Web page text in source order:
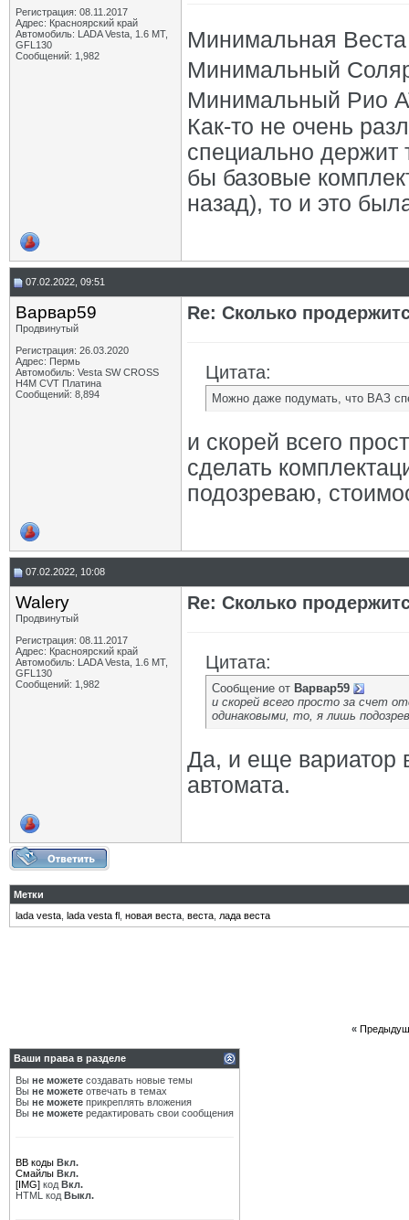
Регистрация: 08.11.2017
Адрес: Красноярский край
Автомобиль: LADA Vesta, 1.6 МТ,
GFL130
Сообщений: 1,982
Минимальная
Минимальный
Минимальный Рио
Как-то не очень
специально держит
бы базовые
назад), то и это
07.02.2022, 09:51
Варвар59
Продвинутый
Регистрация: 26.03.2020
Адрес: Пермь
Автомобиль: Vesta SW CROSS
H4M CVT Платина
Сообщений: 8,894
Re: Сколько
Цитата:
Можно даже подумать, что ВАЗ
и скорей всего
сделать
подозреваю,
07.02.2022, 10:08
Walery
Продвинутый
Регистрация: 08.11.2017
Адрес: Красноярский край
Автомобиль: LADA Vesta, 1.6 МТ,
GFL130
Сообщений: 1,982
Re: Сколько
Цитата:
Сообщение от Варвар59
и скорей всего просто за счет
одинаковыми, то, я лишь
Да, и еще вариатор
автомата.
Метки
lada vesta lada vesta fl новая веста веста лада веста
«
Ваши права в разделе
Вы не можете создавать новые темы
Вы не можете отвечать в темах
Вы не можете прикреплять вложения
Вы не можете редактировать свои сообщения
BB коды Вкл.
Смайлы Вкл.
[IMG] код Вкл.
HTML код Выкл.